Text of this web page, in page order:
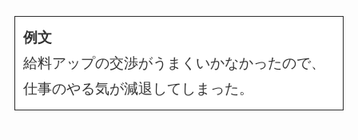
例文
給料アップの交渉がうまくいかなかったので、
仕事のやる気が減退してしまった。